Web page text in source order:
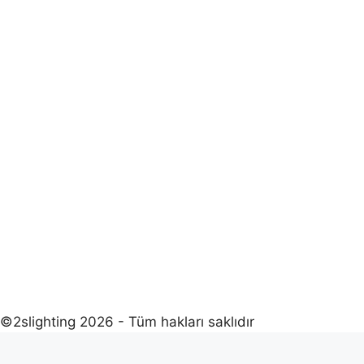
©2slighting 2026 - Tüm hakları saklıdır